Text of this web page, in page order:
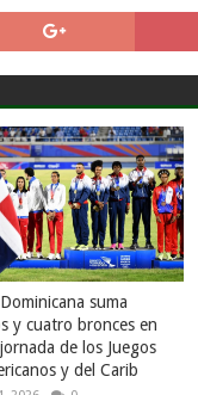
suma
y cuatro bronces en
de los Juegos
y del Carib